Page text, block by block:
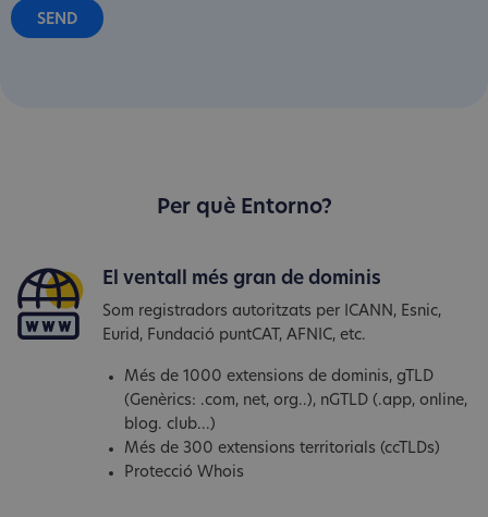
Per què Entorno?
El ventall més gran de dominis
Som registradors autoritzats per ICANN, Esnic,
Eurid, Fundació puntCAT, AFNIC, etc.
Més de 1000 extensions de dominis, gTLD
(Genèrics: .com, net, org..), nGTLD (.app, online,
blog. club...)
Més de 300 extensions territorials (ccTLDs)
Protecció Whois